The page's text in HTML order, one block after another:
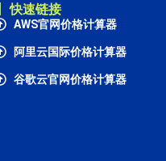
丨 快速链接
AWS官网价格计算器
阿里云国际价格计算器
谷歌云官网价格计算器